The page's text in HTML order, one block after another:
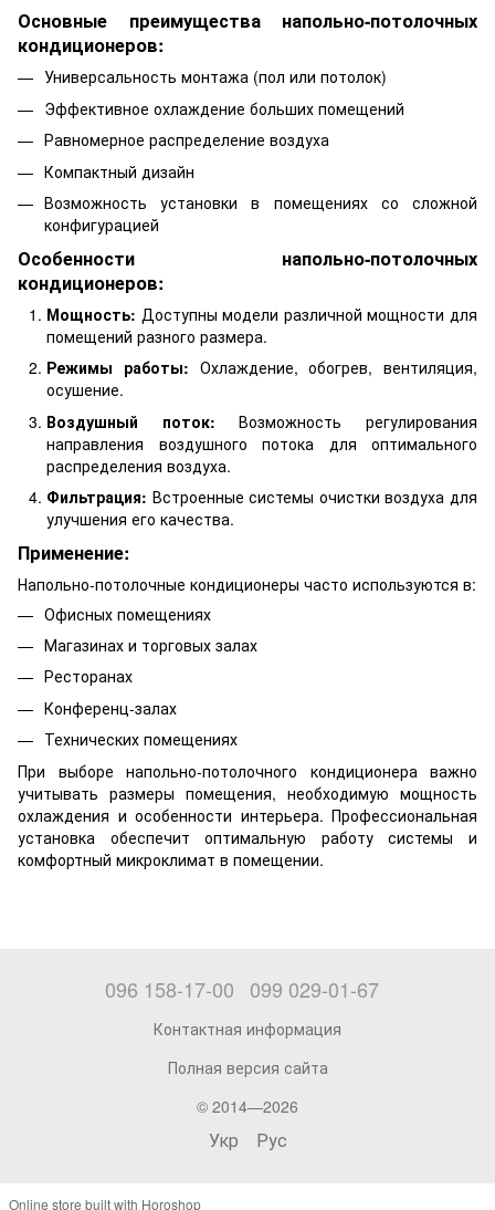
Основные преимущества напольно-потолочных
кондиционеров:
Универсальность монтажа (пол или потолок)
Эффективное охлаждение больших помещений
Равномерное распределение воздуха
Компактный дизайн
Возможность установки в помещениях со сложной
конфигурацией
Особенности напольно-потолочных
кондиционеров:
Мощность: Доступны модели различной мощности для
помещений разного размера.
Режимы работы: Охлаждение, обогрев, вентиляция,
осушение.
Воздушный поток: Возможность регулирования
направления воздушного потока для оптимального
распределения воздуха.
Фильтрация: Встроенные системы очистки воздуха для
улучшения его качества.
Применение:
Напольно-потолочные кондиционеры часто используются в:
Офисных помещениях
Магазинах и торговых залах
Ресторанах
Конференц-залах
Технических помещениях
При выборе напольно-потолочного кондиционера важно
учитывать размеры помещения, необходимую мощность
охлаждения и особенности интерьера. Профессиональная
установка обеспечит оптимальную работу системы и
комфортный микроклимат в помещении.
096 158-17-00 099 029-01-67
Контактная информация
Полная версия сайта
© 2014—2026
Укр Рус
Online store built with Horoshop